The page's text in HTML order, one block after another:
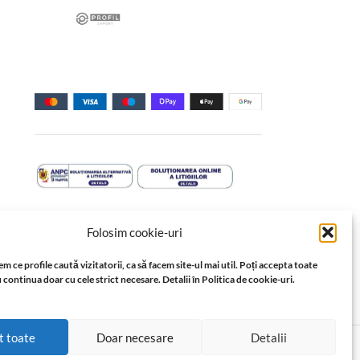
Folosim cookie-uri
ce profile caută vizitatorii, ca să facem site-ul mai util. Poți accepta toate
continua doar cu cele strict necesare. Detalii în Politica de cookie-uri.
toate Doar necesare Detalii
tehnice, este proprietatea sau este utilizat cu
în orice formă, fără acordul prealabil scris